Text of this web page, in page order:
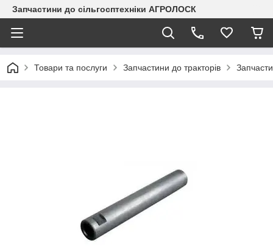
Запчастини до сільгосптехніки АГРОЛОСК
Товари та послуги Запчастини до тракторів